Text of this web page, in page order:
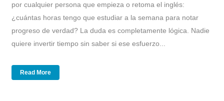
por cualquier persona que empieza o retoma el inglés:
¿cuántas horas tengo que estudiar a la semana para notar
progreso de verdad? La duda es completamente lógica. Nadie
quiere invertir tiempo sin saber si ese esfuerzo...
Read More